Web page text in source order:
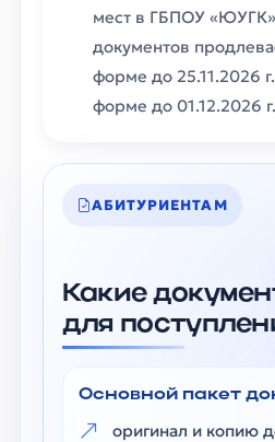
мест в ГБПОУ
документов
форме до 25.11.2026
форме до 01.12.2026 г.
АБИТУРИЕНТАМ
Какие
для
Основной пакет
оригинал и копию